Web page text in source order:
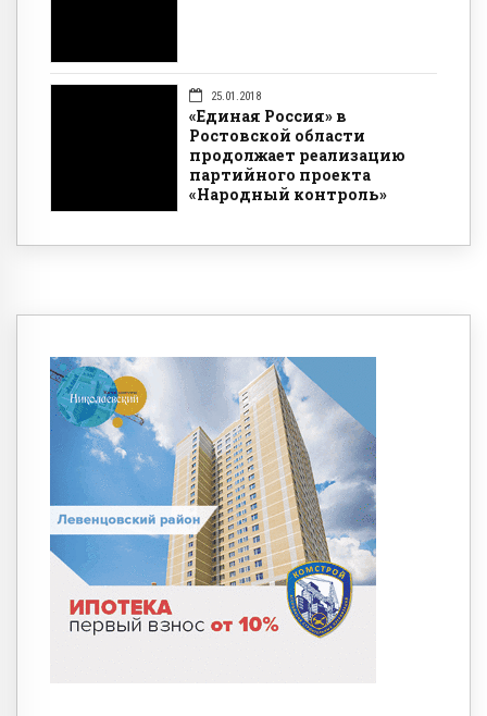
25.01.2018
«Единая Россия» в
Ростовской области
продолжает реализацию
партийного проекта
«Народный контроль»